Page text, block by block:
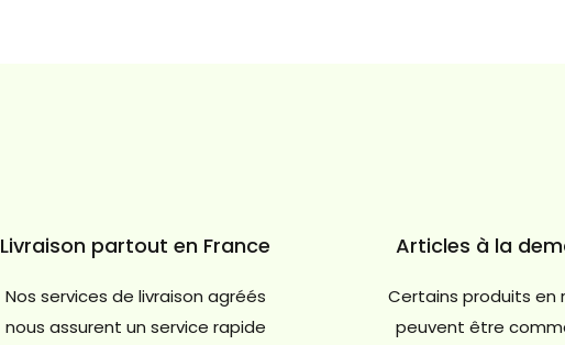
Livraison partout en France
Nos services de livraison agréés
nous assurent un service rapide
Articles à la
Certains produits en
peuvent être